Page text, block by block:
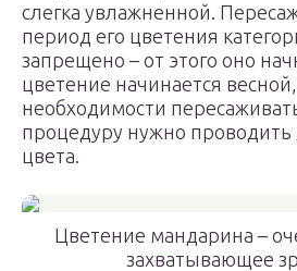
слегка увлажненной.
период его цветения
запрещено – от этого оно
цветение начинается
необходимости
процедуру нужно проводить
цвета.
Цветение мандарина –
захватывающее